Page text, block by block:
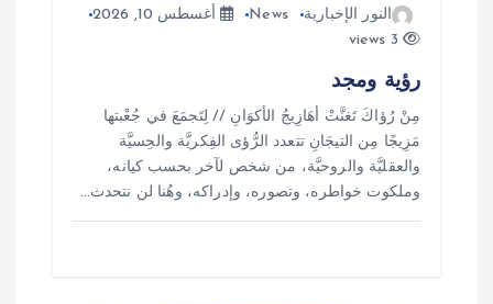
النور الإخبارية News
أغسطس 10, 2026
3 views
رؤية ومجد
مِنْ رُؤاكَ تَغنَّتْ أهَازِيجُ الأكوَانِ // لِتَجمَعَ في جُعْبتها
مَزِيجًا مِن التيجَانِ تتعدد الرُّؤى الفِكريَّة والحِسيَّة
والعقليَّة والروحيَّة، من شخص لآخر بحسب كيانه،
وملكوت خواطره، وتصوره، وإدراكه، وهُنا لن نتحدث…